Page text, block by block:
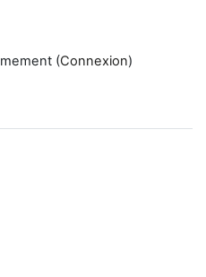
(Connexion)